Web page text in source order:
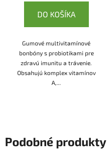
DO KOŠÍKA
Gumové multivitamínové
bonbóny s probiotikami pre
zdravú imunitu a trávenie.
Obsahujú komplex vitamínov
A,...
Podobné produkty